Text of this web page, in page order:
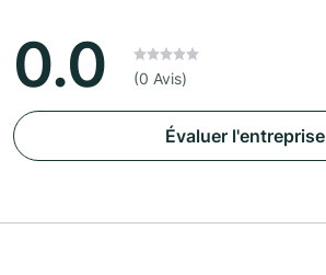
0.0 (0 Avis)
Évaluer l'entreprise